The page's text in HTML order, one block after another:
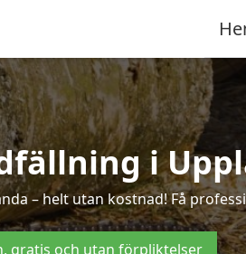
i
– helt utan kostnad! Få
gratis och utan förpliktelser